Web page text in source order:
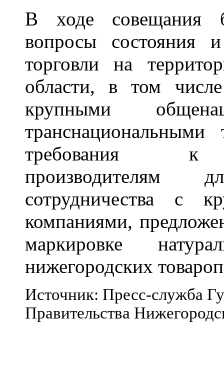
В ходе совещания
вопросы состояния
торговли на
области, в том
крупными
транснациональными
требования к
производителям
сотрудничества с
компаниями,
маркировке
нижегородских
Источник: Пресс-служба
Правительства